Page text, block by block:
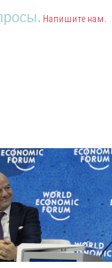
Напишите нам.